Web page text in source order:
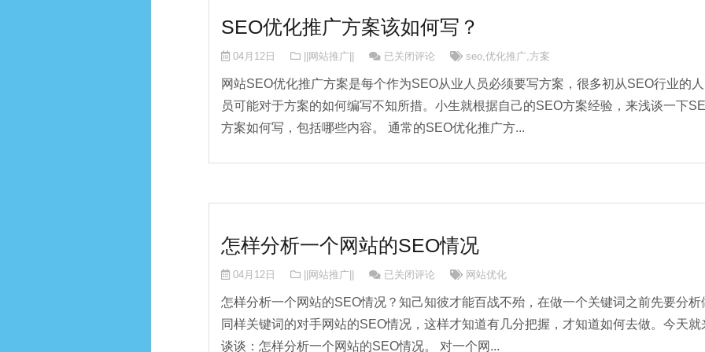
SEO优化推广方案该如何写？
04月12日 ||网站推广|| SEO优化推广方案该如何写？
已关闭评论 seo,优化推广,方案
网站SEO优化推广方案是每个作为SEO从业人员必须要写方案，很多初从SEO行业的人
员可能对于方案的如何编写不知所措。小生就根据自己的SEO方案经验，来浅谈一下
方案如何写，包括哪些内容。 通常的SEO优化推广方...
怎样分析一个网站的SEO情况
04月12日 ||网站推广|| 怎样分析一个网站的SEO情况
已关闭评论 网站优化
怎样分析一个网站的SEO情况？知己知彼才能百战不殆，在做一个关键词之前先要分析
同样关键词的对手网站的SEO情况，这样才知道有几分把握，才知道如何去做。今天就
谈谈：怎样分析一个网站的SEO情况。 对一个网...